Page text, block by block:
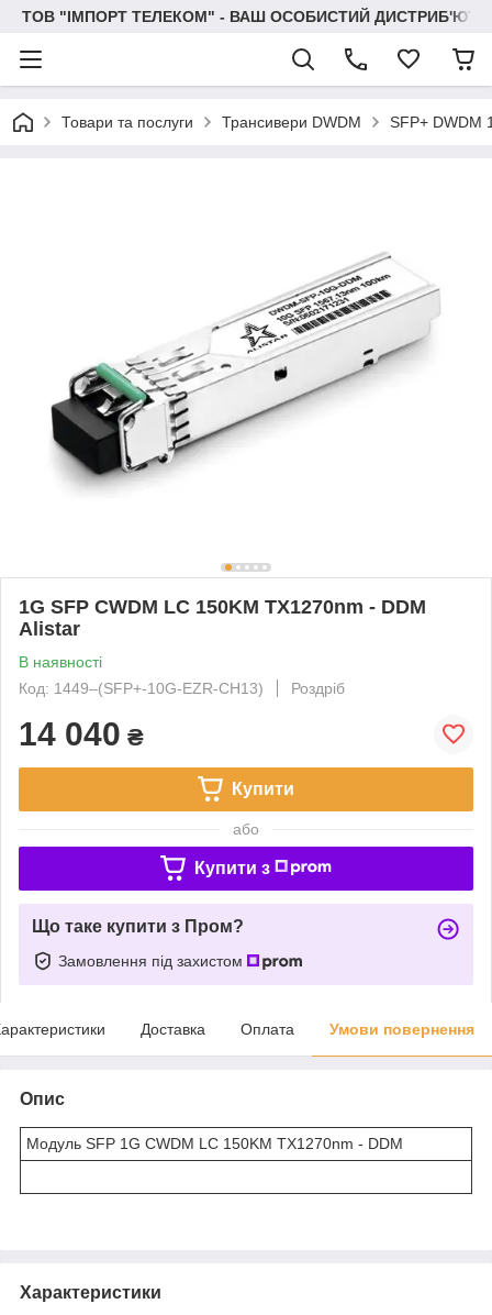
ТОВ "IМПОРТ ТЕЛЕКОМ" - ВАШ ОСОБИСТИЙ
Товари та послуги Трансивери DWDM SFP+ DWDM
1G SFP CWDM LC 150KM TX1270nm - DDM
Alistar
В наявності
Код: 1449‒(SFP+-10G-EZR-CH13)
Роздріб
14 040 ₴
Купити
або
Купити з
Що таке купити з Пром?
Замовлення під захистом
Доставка Оплата Умови повернення
Опис
Модуль SFP 1G CWDM LC 150KM TX1270nm - DDM
Характеристики